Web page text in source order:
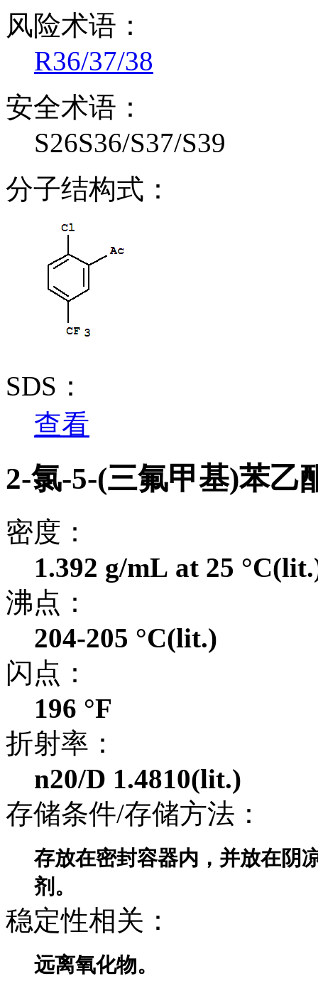
风险术语：
R36/37/38
安全术语：
S26S36/S37/S39
分子结构式：
SDS：
查看
2-氯-5-(三氟甲基)苯乙
密度：
1.392 g/mL at 25
沸点：
204-205 °C(lit.)
闪点：
196 °F
折射率：
n20/D 1.4810(lit.)
存储条件/存储方法：
存放在密封容器内，并放在阴
剂。
稳定性相关：
远离氧化物。